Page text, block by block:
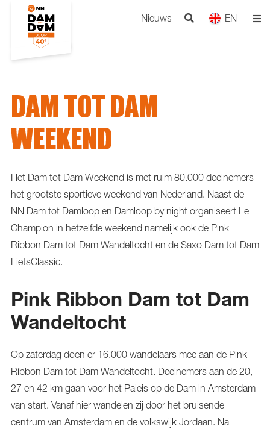
Nieuws EN
DAM TOT DAM
WEEKEND
Het Dam tot Dam Weekend is met ruim 80.000 deelnemers
het grootste sportieve weekend van Nederland. Naast de
NN Dam tot Damloop en Damloop by night organiseert Le
Champion in hetzelfde weekend namelijk ook de Pink
Ribbon Dam tot Dam Wandeltocht en de Saxo Dam tot Dam
FietsClassic.
Pink Ribbon Dam tot Dam
Wandeltocht
Op zaterdag doen er 16.000 wandelaars mee aan de Pink
Ribbon Dam tot Dam Wandeltocht. Deelnemers aan de 20,
27 en 42 km gaan voor het Paleis op de Dam in Amsterdam
van start. Vanaf hier wandelen zij door het bruisende
centrum van Amsterdam en de volkswijk Jordaan. Na